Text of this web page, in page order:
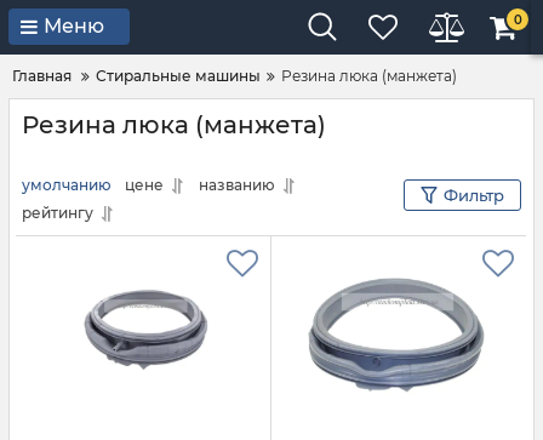
Меню 0
Главная Стиральные машины Резина люка (манжета)
Резина люка (манжета)
умолчанию цене
названию
рейтингу
Фильтр